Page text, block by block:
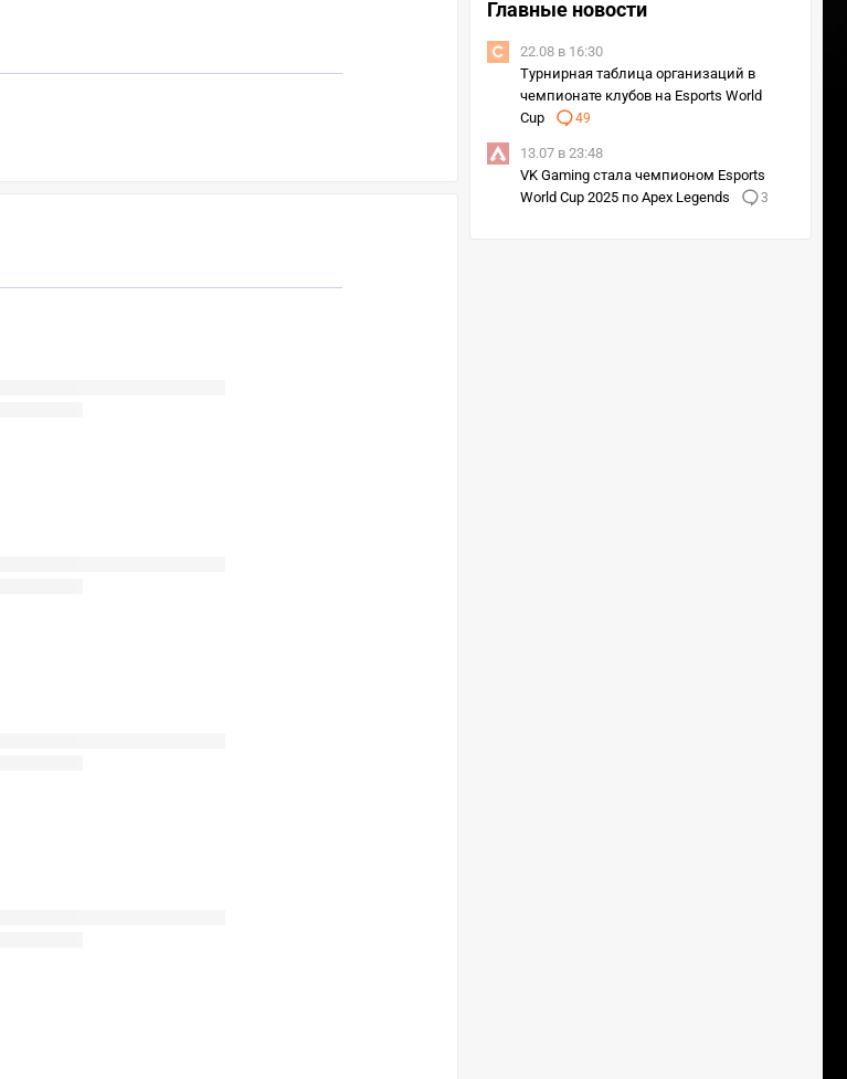
Главные новости
22.08 в 16:30
Турнирная таблица организаций в
чемпионате клубов на Esports World
Cup
49
13.07 в 23:48
VK Gaming стала чемпионом Esports
World Cup 2025 по Apex Legends
3